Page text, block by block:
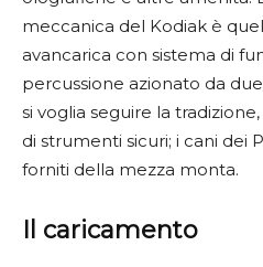
meccanica del Kodiak è
avancarica con sistema di
percussione azionato da
si voglia seguire la
di strumenti sicuri; i cani dei
forniti della mezza monta.
Il caricamento